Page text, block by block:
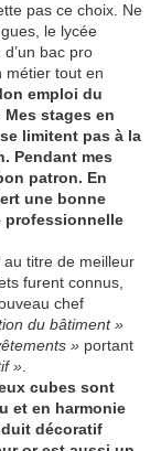
pas ce choix. Ne
le lycée
bac pro
métier tout en
emploi du
stages en
limitent pas à la
Pendant mes
patron. En
une bonne
professionnelle
au titre de meilleur
furent connus,
chef
du bâtiment »
» portant
»
cubes sont
et en harmonie
décoratif